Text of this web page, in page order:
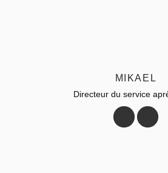
MIKAEL
Directeur du service